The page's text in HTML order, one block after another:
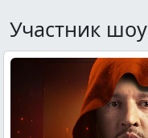
Участник шоу